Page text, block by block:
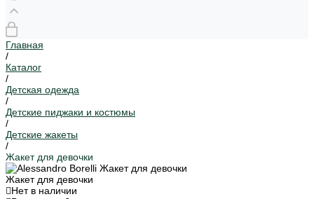
Главная
/
Каталог
/
Детская одежда
/
Детские пиджаки и костюмы
/
Детские жакеты
/
Жакет для девочки
Жакет для девочки
Нет в наличии